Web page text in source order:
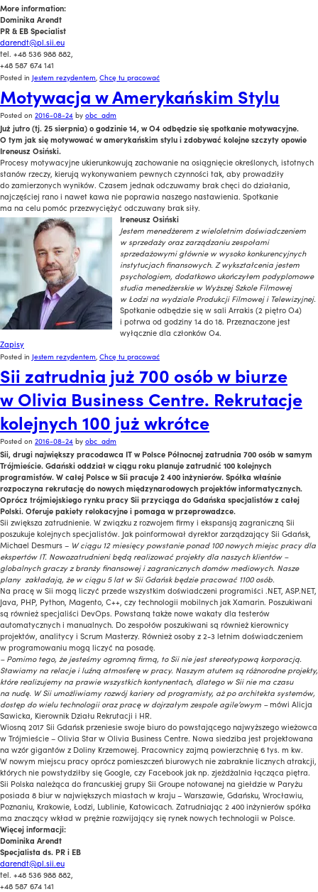
More information:
Dominika Arendt
PR & EB Specialist
darendt@pl.sii.eu
tel. +48 536 988 882,
+48 587 674 141
Posted in Jestem rezydentem, Chcę tu pracować
Motywacja w Amerykańskim Stylu
Posted on 2016-08-24 by obc_adm
Już jutro (tj. 25 sierpnia) o godzinie 14, w O4 odbędzie się spotkanie motywacyjne.
O tym jak się motywować w amerykańskim stylu i zdobywać kolejne szczyty opowie
Ireneusz Osiński.
Procesy motywacyjne ukierunkowują zachowanie na osiągnięcie określonych, istotnych
stanów rzeczy, kierują wykonywaniem pewnych czynności tak, aby prowadziły
do zamierzonych wyników. Czasem jednak odczuwamy brak chęci do działania,
najczęściej rano i nawet kawa nie poprawia naszego nastawienia. Spotkanie
ma na celu pomóc przezwyciężyć odczuwany brak siły.
Ireneusz Osiński
Jestem menedżerem z wieloletnim doświadczeniem
w sprzedaży oraz zarządzaniu zespołami
sprzedażowymi głównie w wysoko konkurencyjnych
instytucjach finansowych. Z wykształcenia jestem
psychologiem, dodatkowo ukończyłem podyplomowe
studia menedżerskie w Wyższej Szkole Filmowej
w Łodzi na wydziale Produkcji Filmowej i Telewizyjnej.
Spotkanie odbędzie się w sali Arrakis (2 piętro O4)
i potrwa od godziny 14 do 18. Przeznaczone jest
wyłącznie dla członków O4.
Zapisy
Posted in Jestem rezydentem, Chcę tu pracować
Sii zatrudnia już 700 osób w biurze
w Olivia Business Centre. Rekrutacje
kolejnych 100 już wkrótce
Posted on 2016-08-24 by obc_adm
Sii, drugi największy pracodawca IT w Polsce Północnej zatrudnia 700 osób w samym
Trójmieście. Gdański oddział w ciągu roku planuje zatrudnić 100 kolejnych
programistów. W całej Polsce w Sii pracuje 2 400 inżynierów. Spółka właśnie
rozpoczyna rekrutację do nowych międzynarodowych projektów informatycznych.
Oprócz trójmiejskiego rynku pracy Sii przyciąga do Gdańska specjalistów z całej
Polski. Oferuje pakiety relokacyjne i pomaga w przeprowadzce.
Sii zwiększa zatrudnienie. W związku z rozwojem firmy i ekspansją zagraniczną Sii
poszukuje kolejnych specjalistów. Jak poinformował dyrektor zarządzający Sii Gdańsk,
Michael Desmurs – W ciągu 12 miesięcy powstanie ponad 100 nowych miejsc pracy dla
ekspertów IT. Nowozatrudnieni będą realizować projekty dla naszych klientów –
globalnych graczy z branży finansowej i zagranicznych domów mediowych. Nasze
plany zakładają, że w ciągu 5 lat w Sii Gdańsk będzie pracować 1100 osób.
Na pracę w Sii mogą liczyć przede wszystkim doświadczeni programiści .NET, ASP.NET,
Java, PHP, Python, Magento, C++, czy technologii mobilnych jak Xamarin. Poszukiwani
są również specjaliści DevOps. Powstaną także nowe wakaty dla testerów
automatycznych i manualnych. Do zespołów poszukiwani są również kierownicy
projektów, analitycy i Scrum Masterzy. Również osoby z 2-3 letnim doświadczeniem
w programowaniu mogą liczyć na posadę.
– Pomimo tego, że jesteśmy ogromną firmą, to Sii nie jest stereotypową korporacją.
Stawiamy na relacje i luźną atmosferę w pracy. Naszym atutem są różnorodne projekty,
które realizujemy na prawie wszystkich kontynentach, dlatego w Sii nie ma czasu
na nudę. W Sii umożliwiamy rozwój kariery od programisty, aż po architekta systemów,
dostęp do wielu technologii oraz pracę w dojrzałym zespole agile’owym –mówi Alicja
Sawicka, Kierownik Działu Rekrutacji i HR.
Wiosną 2017 Sii Gdańsk przeniesie swoje biuro do powstającego najwyższego wieżowca
w Trójmieście – Olivia Star w Olivia Business Centre. Nowa siedziba jest projektowana
na wzór gigantów z Doliny Krzemowej. Pracownicy zajmą powierzchnię 6 tys. m kw.
W nowym miejscu pracy oprócz pomieszczeń biurowych nie zabraknie licznych atrakcji,
których nie powstydziłby się Google, czy Facebook jak np. zjeżdżalnia łącząca piętra.
Sii Polska należąca do francuskiej grupy Sii Groupe notowanej na giełdzie w Paryżu
posiada 8 biur w największych miastach w kraju – Warszawie, Gdańsku, Wrocławiu,
Poznaniu, Krakowie, Łodzi, Lublinie, Katowicach. Zatrudniając 2 400 inżynierów spółka
ma znaczący wkład w prężnie rozwijający się rynek nowych technologii w Polsce.
Więcej informacji:
Dominika Arendt
Specjalista ds. PR i EB
darendt@pl.sii.eu
tel. +48 536 988 882,
+48 587 674 141